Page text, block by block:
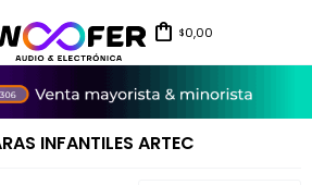
$0,00
INFANTILES ARTEC